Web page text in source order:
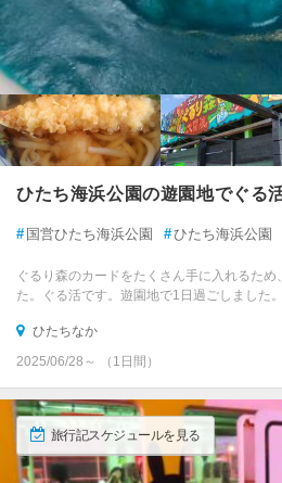
ひたち海浜公園の遊園地でぐる
# 国営ひたち海浜公園 #ひたち海浜公園
ぐるり森のカードをたくさん手に入れるた
た。ぐる活です。遊園地で1日過ごしました。
ひたちなか
2025/06/28～ （1日間）
旅行記スケジュールを見る